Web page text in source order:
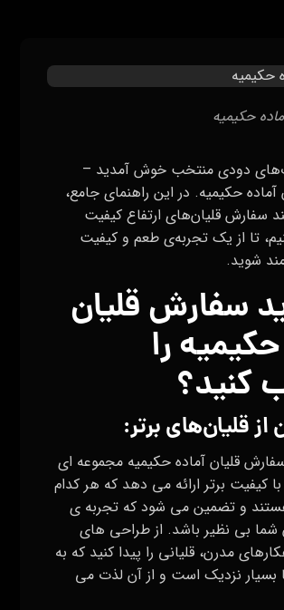
حکیمیه
دودی منتخب خوش آمدید –
حکیمیه. در این راهنمای جامع،
سفارش قلیان‌های ارتفاع کیفیت
تا از یک تجربه‌ی طعم و کیفیت
شوید.
سفارش قلیان
را
کنید؟
قلیان‌های برتر:
قلیان آماده حکیمیه مجموعه‌ ای
کیفیت برتر ارائه می‌ دهد که هر کدام
و تضمین می‌ شود که تجربه‌ ی
شما بی‌ نظیر باشد. از طراحی‌ های
مدرن، قلیانی را پیدا کنید که به
بسیار نزدیک است و از آن لذت می